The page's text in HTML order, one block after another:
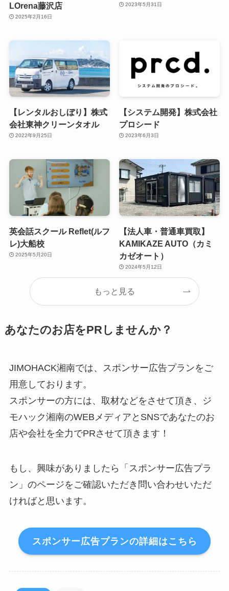
LOrena藤沢店
2025年2月16日
2023年5月31日
【レンタルおしぼり】株式
会社東神クリーンタオル
2022年9月25日
【システム開発】株式会社
プロシード
2023年6月3日
英会話スクール Reflet(ルフ
レ)大船校
2025年5月20日
【法人車・普通車買取】
KAMIKAZE AUTO（カミ
カゼオート）
2024年5月12日
もっと見る
あなたのお店をPRしませんか？
JIMOHACK湘南では、スポンサー広告プランをご
用意しております。
スポンサーの方には、取材などをさせて頂き、ジ
モハック湘南のWEBメディアとSNSであなたのお
店や会社を全力でPRさせて頂きます！
もし、興味がありましたら「スポンサー広告プラ
ン」のページをご確認いただき問い合わせいただ
ければと思います。
スポンサー広告プランの詳細はこちら